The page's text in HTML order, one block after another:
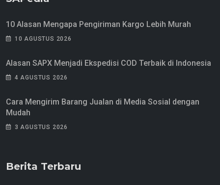
10 Alasan Mengapa Pengiriman Kargo Lebih Murah
10 AGUSTUS 2026
Alasan SAPX Menjadi Ekspedisi COD Terbaik di Indonesia
4 AGUSTUS 2026
Cara Mengirim Barang Jualan di Media Sosial dengan
Mudah
3 AGUSTUS 2026
Berita Terbaru